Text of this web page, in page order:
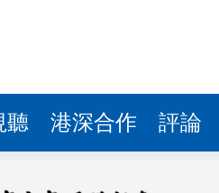
聽 港深合作 評論
港口項目聯調完成
紐大會 2026 IATA北亞
擺 警方截查揭七旬司機毒駕
中國—東盟人工智能創新合